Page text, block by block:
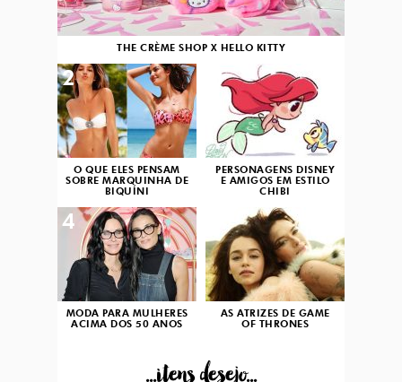
THE CRÈME SHOP X HELLO KITTY
O QUE ELES PENSAM
SOBRE MARQUINHA DE
BIQUÍNI
2
PERSONAGENS DISNEY
E AMIGOS EM ESTILO
CHIBI
3
MODA PARA MULHERES
ACIMA DOS 50 ANOS
4
AS ATRIZES DE GAME
OF THRONES
...itens desejo...